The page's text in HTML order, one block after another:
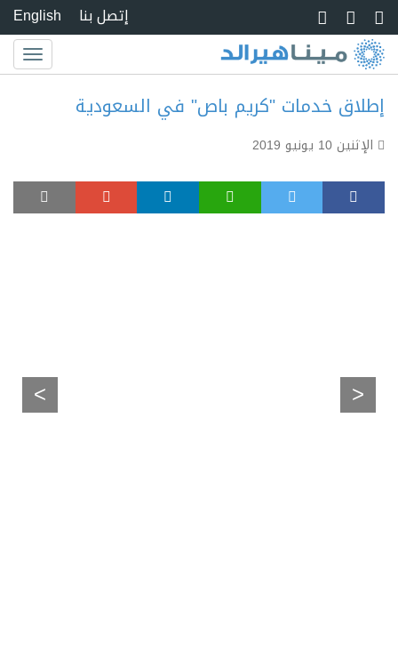
Skip to main
English
إتصل بنا
Toggle
إطلاق خدمات "كريم باص" في السعودية
الإثنين 10 يونيو 2019
<
>